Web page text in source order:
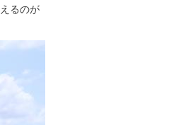
るのが